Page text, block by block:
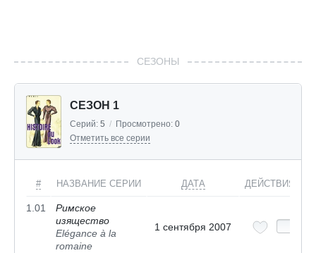
СЕЗОНЫ
СЕЗОН 1
Серий: 5 / Просмотрено: 0
Отметить все серии
# НАЗВАНИЕ СЕРИИ ДАТА ДЕЙСТВИЯ
1.01
Римское
изящество
Elégance à la
romaine
1 сентября 2007